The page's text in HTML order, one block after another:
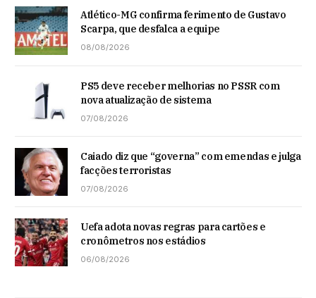
Atlético-MG confirma ferimento de Gustavo
Scarpa, que desfalca a equipe
08/08/2026
PS5 deve receber melhorias no PSSR com
nova atualização de sistema
07/08/2026
Caiado diz que “governa” com emendas e julga
facções terroristas
07/08/2026
Uefa adota novas regras para cartões e
cronômetros nos estádios
06/08/2026